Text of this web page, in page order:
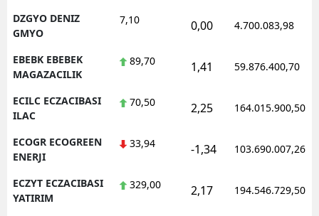
DZGYO DENIZ
GMYO
7,10 0,00 4.700.083,98
EBEBK EBEBEK
MAGAZACILIK
89,70 1,41 59.876.400,70
ECILC ECZACIBASI
ILAC
70,50 2,25 164.015.900,50
ECOGR ECOGREEN
ENERJI
33,94 -1,34 103.690.007,26
ECZYT ECZACIBASI
YATIRIM
329,00 2,17 194.546.729,50